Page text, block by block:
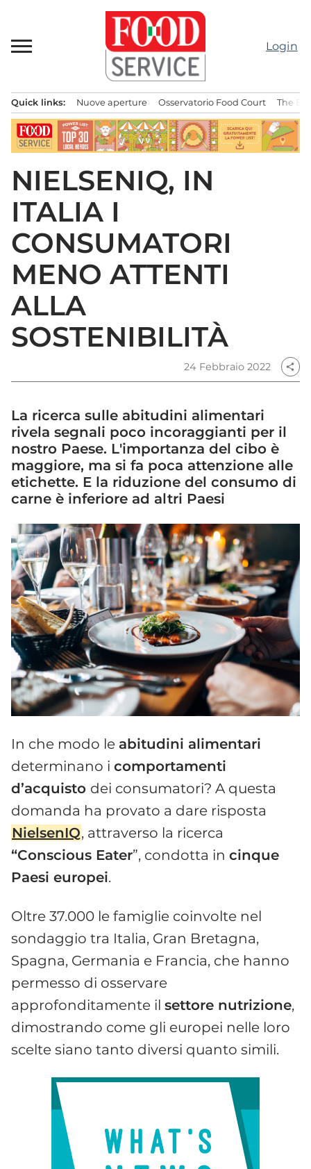
contenuto
Login
principale
Quick links: Nuove aperture Osservatorio Food Court The
NIELSENIQ, IN
ITALIA I
CONSUMATORI
MENO ATTENTI
ALLA
SOSTENIBILITÀ
24 Febbraio 2022 share
La ricerca sulle abitudini alimentari
rivela segnali poco incoraggianti per il
nostro Paese. L'importanza del cibo è
maggiore, ma si fa poca attenzione alle
etichette. E la riduzione del consumo di
carne è inferiore ad altri Paesi
In che modo le abitudini alimentari
determinano i comportamenti
d’acquisto dei consumatori? A questa
domanda ha provato a dare risposta
NielsenIQ, attraverso la ricerca
“Conscious Eater”, condotta in cinque
Paesi europei.
Oltre 37.000 le famiglie coinvolte nel
sondaggio tra Italia, Gran Bretagna,
Spagna, Germania e Francia, che hanno
permesso di osservare
approfonditamente il settore nutrizione,
dimostrando come gli europei nelle loro
scelte siano tanto diversi quanto simili.